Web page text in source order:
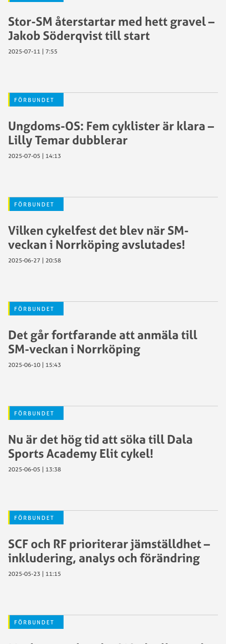
Stor-SM återstartar med hett gravel –
Jakob Söderqvist till start
2025-07-11 | 7:55
FÖRBUNDET
Ungdoms-OS: Fem cyklister är klara –
Lilly Temar dubblerar
2025-07-05 | 14:13
FÖRBUNDET
Vilken cykelfest det blev när SM-
veckan i Norrköping avslutades!
2025-06-27 | 20:58
FÖRBUNDET
Det går fortfarande att anmäla till
SM-veckan i Norrköping
2025-06-10 | 15:43
FÖRBUNDET
Nu är det hög tid att söka till Dala
Sports Academy Elit cykel!
2025-06-05 | 13:38
FÖRBUNDET
SCF och RF prioriterar jämställdhet –
inkludering, analys och förändring
2025-05-23 | 11:15
FÖRBUNDET